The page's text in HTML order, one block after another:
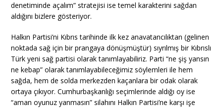
denetiminde açalım” stratejisi ise temel karakterini sağdan
aldığını bizlere gösteriyor.
Halkın Partisi’ni Kıbrıs tarihinde ilk kez anavatancılıktan (gelinen
noktada sağ için bir prangaya dönüşmüştür) sıyrılmış bir Kıbrıslı
Türk yeni sağ partisi olarak tanımlayabiliriz. Parti “ne şiş yansın
ne kebap” olarak tanımlayabileceğimiz söylemleri ile hem
sağda, hem de solda merkezden kaçanlara bir odak olarak
ortaya çıkıyor. Cumhurbaşkanlığı seçimlerinde aldığı oy ise
“aman oyunuz yanmasın” silahını Halkın Partisi’ne karşı işe